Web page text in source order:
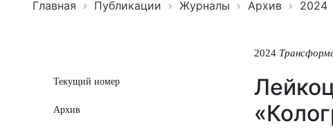
Главная Публикации Журналы Архив 2024
Текущий номер
Архив
2024